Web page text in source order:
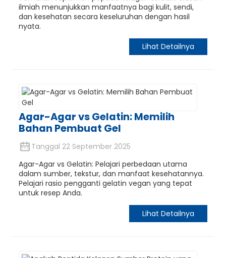
ilmiah menunjukkan manfaatnya bagi kulit, sendi,
dan kesehatan secara keseluruhan dengan hasil
nyata.
Lihat Detailnya
Agar-Agar vs Gelatin: Memilih
Bahan Pembuat Gel
Tanggal 22 September 2025
Agar-Agar vs Gelatin: Pelajari perbedaan utama
dalam sumber, tekstur, dan manfaat kesehatannya.
Pelajari rasio pengganti gelatin vegan yang tepat
untuk resep Anda.
Lihat Detailnya